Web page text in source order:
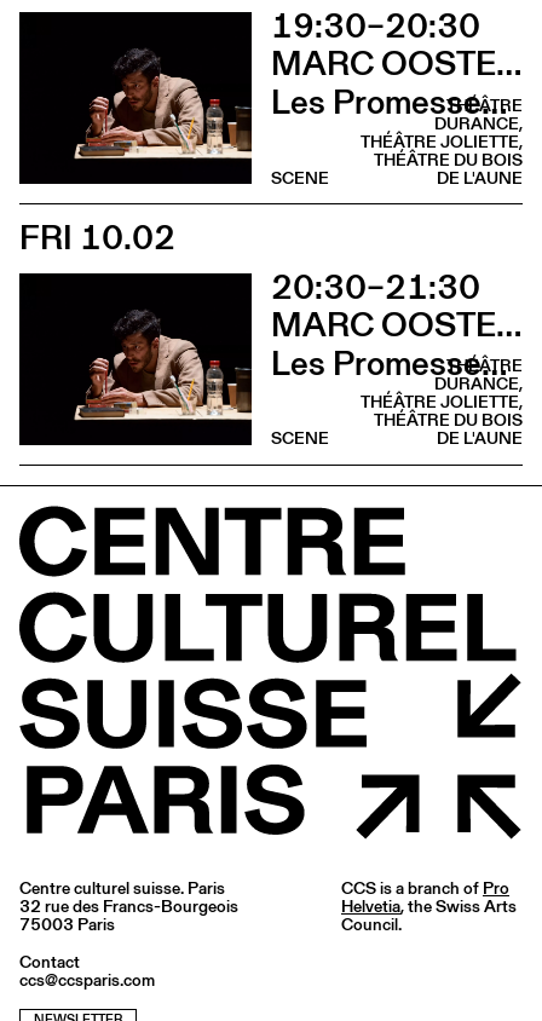
19:30–20:30
MARC OOSTERHOFF
Les Promesses de l’incertitude
THÉÂTRE
DURANCE,
THÉÂTRE JOLIETTE,
THÉÂTRE DU BOIS
DE L'AUNE
SCENE
FRI 10.02
20:30–21:30
MARC OOSTERHOFF
Les Promesses de l’incertitude
THÉÂTRE
DURANCE,
THÉÂTRE JOLIETTE,
THÉÂTRE DU BOIS
DE L'AUNE
SCENE
Centre culturel suisse. Paris
32 rue des Francs-Bourgeois
75003 Paris
Contact
ccs@ccsparis.com
CCS is a branch of Pro
Helvetia, the Swiss Arts
Council.